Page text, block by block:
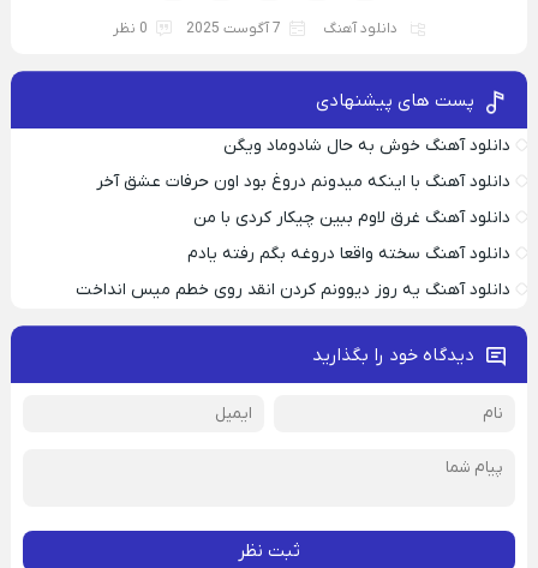
دانلود آهنگ 7 آگوست 2025 0 نظر
پست های پیشنهادی
دانلود آهنگ خوش به حال شادوماد ویگن
دانلود آهنگ با اینکه میدونم دروغ بود اون حرفات عشق آخر
دانلود آهنگ غرق لاوم ببین چیکار کردی با من
دانلود آهنگ سخته واقعا دروغه بگم رفته یادم
دانلود آهنگ یه روز دیوونم کردن انقد روی خطم میس انداخت
دیدگاه خود را بگذارید
ثبت نظر